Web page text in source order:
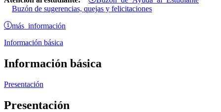
Buzón de sugerencias, quejas y felicitaciones
más información
Información básica
Información básica
Presentación
Presentación